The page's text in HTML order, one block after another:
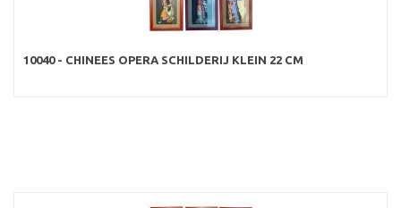
10040 - CHINEES OPERA SCHILDERIJ KLEIN 22 CM